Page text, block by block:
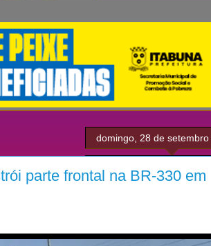
domingo, 28 de
parte frontal na BR-330 em